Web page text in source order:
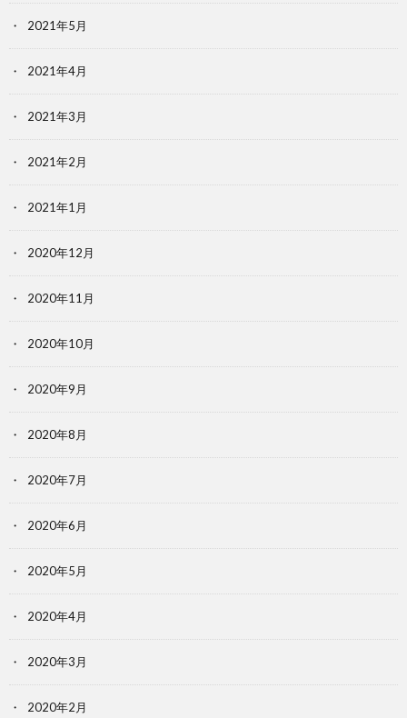
2021年5月
2021年4月
2021年3月
2021年2月
2021年1月
2020年12月
2020年11月
2020年10月
2020年9月
2020年8月
2020年7月
2020年6月
2020年5月
2020年4月
2020年3月
2020年2月